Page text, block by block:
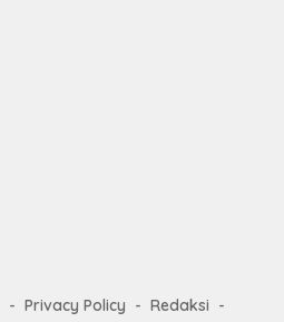
Privacy Policy
Redaksi